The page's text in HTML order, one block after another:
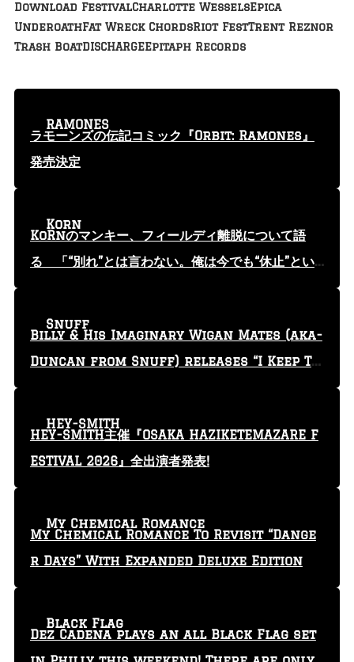
Download FestivalCharlotte WesselsEpica
UnderoathFat Wreck ChordsRiot FestTrent Reznor
Trash BoatDISCHARGEEpitaph Records
ラモーンズの伝記コミック『Orbit: Ramones』
発売決定
RAMONES
KoRnのマンキー、フィールディ離脱について語
る 「“別れ”とは言わない。俺は今でも“休止”とい
Korn
Billy & His Imaginary Wigan Mates (aka-
Duncan from Snuff) releases “I Keep Tr
Snuff
HEY-SMITH主催『OSAKA HAZIKETEMAZARE F
ESTIVAL 2026』全出演者発表!
HEY-SMITH
My Chemical Romance To Revisit “Dange
r Days” With Expanded Deluxe Edition
My Chemical Romance
Dez Cadena plays an all Black Flag set
Black Flag